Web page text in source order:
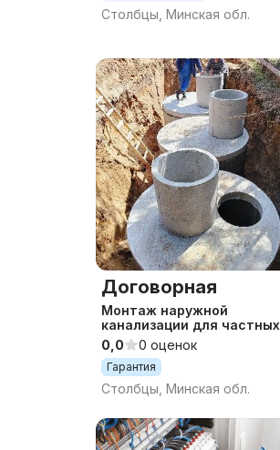
Столбцы, Минская обл.
Договорная
Монтаж наружной
канализации для частных
домов и дач.
0,0 0 оценок
Гарантия
Столбцы, Минская обл.